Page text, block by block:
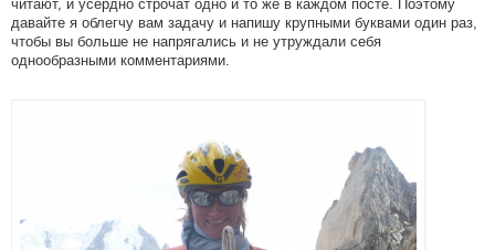
читают, и усердно строчат одно и то же в каждом посте. Поэтому
давайте я облегчу вам задачу и напишу крупными буквами один раз,
чтобы вы больше не напрягались и не утруждали себя
однообразными комментариями.